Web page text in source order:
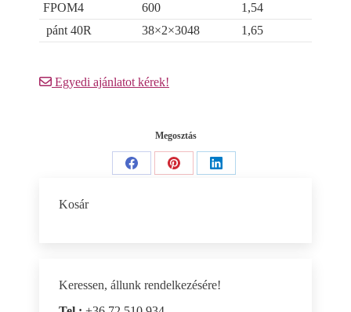
FPOM4
600
1,54
pánt 40R
38×2×3048 1,65
Egyedi ajánlatot kérek!
Megosztás
Share
Share
Share
Kosár
Keressen, állunk rendelkezésére!